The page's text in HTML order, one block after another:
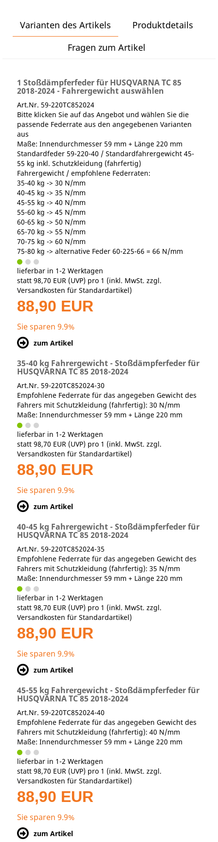
Varianten des Artikels
Produktdetails
Fragen zum Artikel
1 Stoßdämpferfeder für HUSQVARNA TC 85
2018-2024 - Fahrergewicht auswählen
Art.Nr. 59-220TC852024
Bitte klicken Sie auf das Angebot und wählen Sie die
passende Federrate aus den angegebenen Varianten
aus
Maße: Innendurchmesser 59 mm + Länge 220 mm
Standardfeder 59-220-40 / Standardfahrergewicht 45-
55 kg inkl. Schutzkleidung (fahrfertig)
Fahrergewicht / empfohlene Federraten:
35-40 kg -> 30 N/mm
40-45 kg -> 35 N/mm
45-55 kg -> 40 N/mm
55-60 kg -> 45 N/mm
60-65 kg -> 50 N/mm
65-70 kg -> 55 N/mm
70-75 kg -> 60 N/mm
75-80 kg -> alternative Feder 60-225-66 = 66 N/mm
lieferbar in 1-2 Werktagen
statt 98,70 EUR (UVP) pro 1 (inkl. MwSt. zzgl.
Versandkosten für Standardartikel)
88,90 EUR
Sie sparen 9.9%
zum Artikel
35-40 kg Fahrergewicht - Stoßdämpferfeder für
HUSQVARNA TC 85 2018-2024
Art.Nr. 59-220TC852024-30
Empfohlene Federrate für das angegeben Gewicht des
Fahrers mit Schutzkleidung (fahrfertig): 30 N/mm
Maße: Innendurchmesser 59 mm + Länge 220 mm
lieferbar in 1-2 Werktagen
statt 98,70 EUR (UVP) pro 1 (inkl. MwSt. zzgl.
Versandkosten für Standardartikel)
88,90 EUR
Sie sparen 9.9%
zum Artikel
40-45 kg Fahrergewicht - Stoßdämpferfeder für
HUSQVARNA TC 85 2018-2024
Art.Nr. 59-220TC852024-35
Empfohlene Federrate für das angegeben Gewicht des
Fahrers mit Schutzkleidung (fahrfertig): 35 N/mm
Maße: Innendurchmesser 59 mm + Länge 220 mm
lieferbar in 1-2 Werktagen
statt 98,70 EUR (UVP) pro 1 (inkl. MwSt. zzgl.
Versandkosten für Standardartikel)
88,90 EUR
Sie sparen 9.9%
zum Artikel
45-55 kg Fahrergewicht - Stoßdämpferfeder für
HUSQVARNA TC 85 2018-2024
Art.Nr. 59-220TC852024-40
Empfohlene Federrate für das angegeben Gewicht des
Fahrers mit Schutzkleidung (fahrfertig): 40 N/mm
Maße: Innendurchmesser 59 mm + Länge 220 mm
lieferbar in 1-2 Werktagen
statt 98,70 EUR (UVP) pro 1 (inkl. MwSt. zzgl.
Versandkosten für Standardartikel)
88,90 EUR
Sie sparen 9.9%
zum Artikel